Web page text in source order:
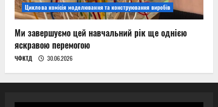
Циклова комісія моделювання та конструювання виробів
Ми завершуємо цей навчальний рік ще однією
яскравою перемогою
ЧФКТД 30.06.2026